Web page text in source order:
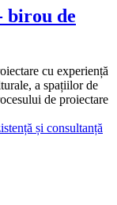
birou de
cu experiență
a spațiilor de
de proiectare